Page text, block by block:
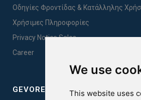
We use
This website uses
Οδηγίες Φροντίδας & Κατάλληλης
Χρήσιμες Πληροφορίες
Privacy Notice Sales
Career
GEVOREST SLEEP QUALITY